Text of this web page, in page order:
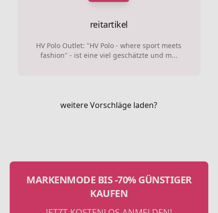
reitartikel
HV Polo Outlet: "HV Polo - where sport meets
fashion" - ist eine viel geschätzte und m...
weitere Vorschläge laden?
MARKENMODE BIS -70% GÜNSTIGER
KAUFEN